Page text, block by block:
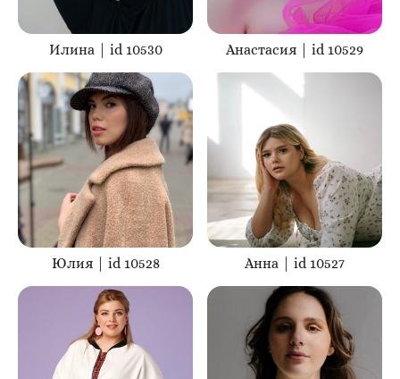
Илина | id 10530 Анастасия | id 10529
Юлия | id 10528 Анна | id 10527